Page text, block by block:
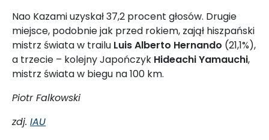
Nao Kazami uzyskał 37,2 procent głosów. Drugie
miejsce, podobnie jak przed rokiem, zajął hiszpański
mistrz świata w trailu Luis Alberto Hernando (21,1%),
a trzecie – kolejny Japończyk Hideachi Yamauchi,
mistrz świata w biegu na 100 km.
Piotr Falkowski
zdj. IAU